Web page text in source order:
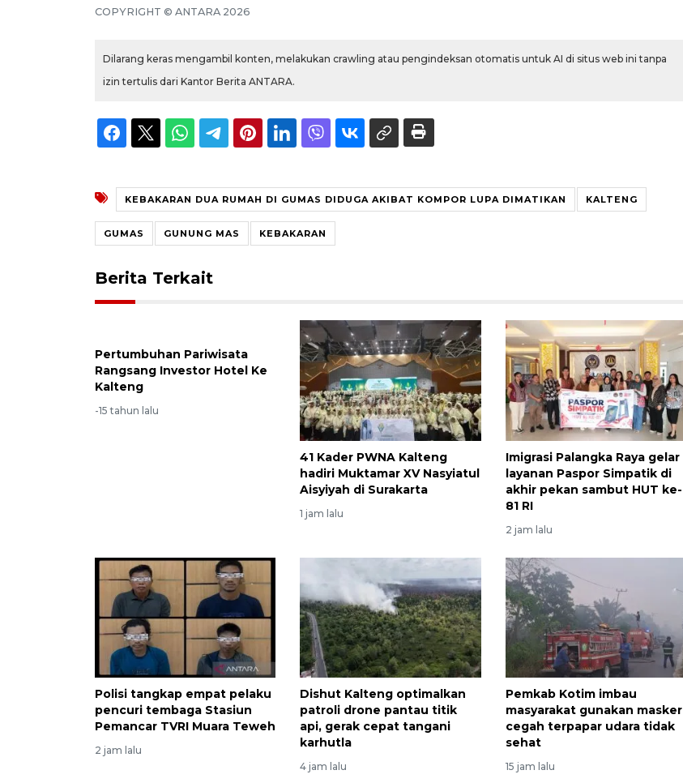
COPYRIGHT © ANTARA 2026
Dilarang keras mengambil konten, melakukan crawling atau pengindeksan otomatis untuk AI di situs web ini tanpa
izin tertulis dari Kantor Berita ANTARA.
KEBAKARAN DUA RUMAH DI GUMAS DIDUGA AKIBAT KOMPOR LUPA DIMATIKAN KALTENG
GUMAS GUNUNG MAS KEBAKARAN
Berita Terkait
Pertumbuhan Pariwisata
Rangsang Investor Hotel Ke
Kalteng
-15 tahun lalu
41 Kader PWNA Kalteng
hadiri Muktamar XV Nasyiatul
Aisyiyah di Surakarta
1 jam lalu
Imigrasi Palangka Raya gelar
layanan Paspor Simpatik di
akhir pekan sambut HUT ke-
81 RI
2 jam lalu
Polisi tangkap empat pelaku
pencuri tembaga Stasiun
Pemancar TVRI Muara Teweh
2 jam lalu
Dishut Kalteng optimalkan
patroli drone pantau titik
api, gerak cepat tangani
karhutla
4 jam lalu
Pemkab Kotim imbau
masyarakat gunakan masker
cegah terpapar udara tidak
sehat
15 jam lalu